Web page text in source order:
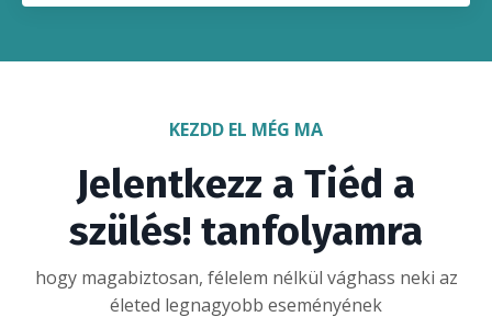
KEZDD EL MÉG MA
Jelentkezz a Tiéd a
szülés! tanfolyamra
hogy magabiztosan, félelem nélkül vághass neki az
életed legnagyobb eseményének